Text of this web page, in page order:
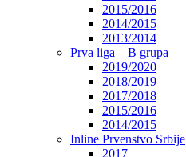
2015/2016
2014/2015
2013/2014
Prva liga – B grupa
2019/2020
2018/2019
2017/2018
2015/2016
2014/2015
Inline Prvenstvo Srbije
2017